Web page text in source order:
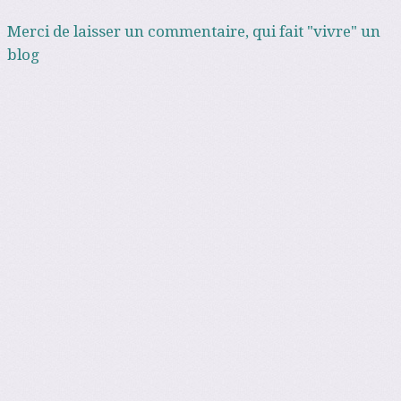
Merci de laisser un commentaire, qui fait "vivre" un
blog